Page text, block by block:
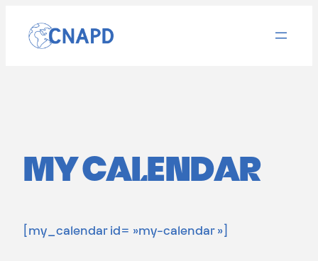
contenu
MY CALENDAR
[my_calendar id= »my-calendar »]